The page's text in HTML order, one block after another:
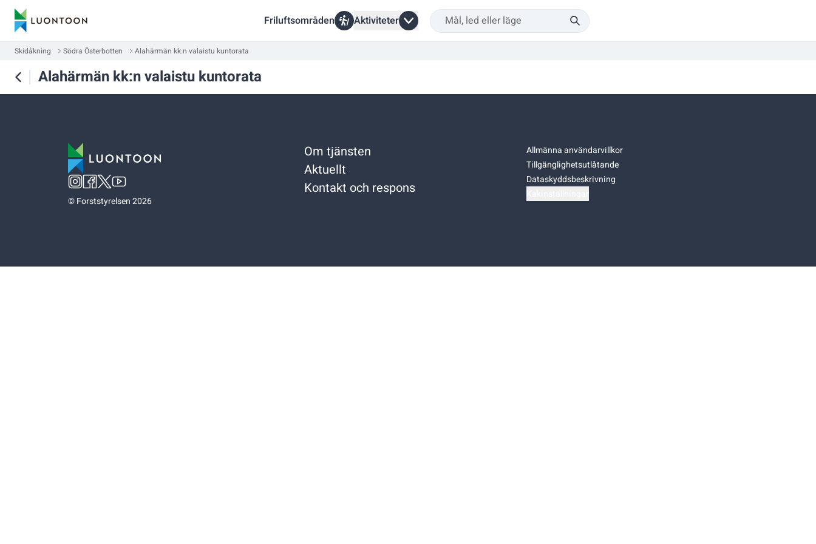
Friluftsområden Aktiviteter
Skidåkning Södra Österbotten Alahärmän kk:n valaistu kuntorata
Alahärmän kk:n valaistu kuntorata
©Forststyrelsen 2026
Om tjänsten
Aktuellt
Kontakt och respons
Allmänna användarvillkor
Tillgänglighetsutlåtande
Dataskyddsbeskrivning